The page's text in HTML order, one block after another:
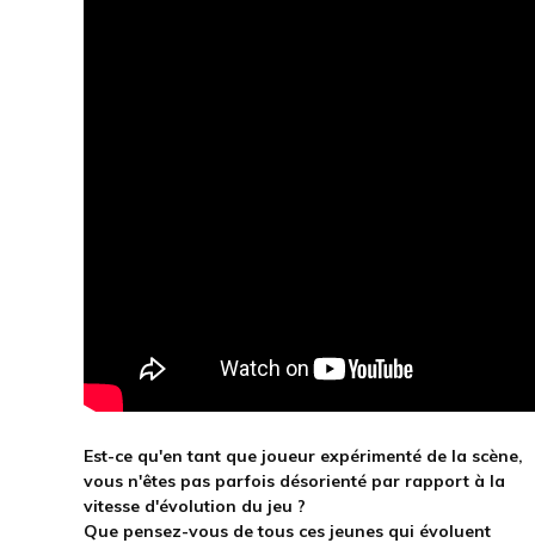
Est-ce qu'en tant que joueur expérimenté de la scène,
vous n'êtes pas parfois désorienté par rapport à la
vitesse d'évolution du jeu ?
Que pensez-vous de tous ces jeunes qui évoluent